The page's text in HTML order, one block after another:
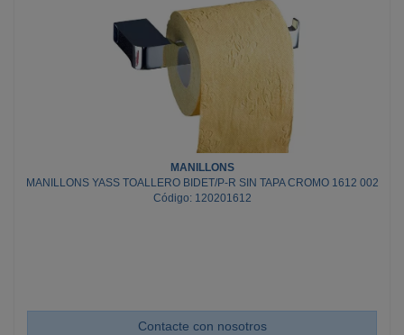
MANILLONS
MANILLONS YASS TOALLERO BIDET/P-R SIN TAPA CROMO 1612 002
Código: 120201612
Contacte con nosotros